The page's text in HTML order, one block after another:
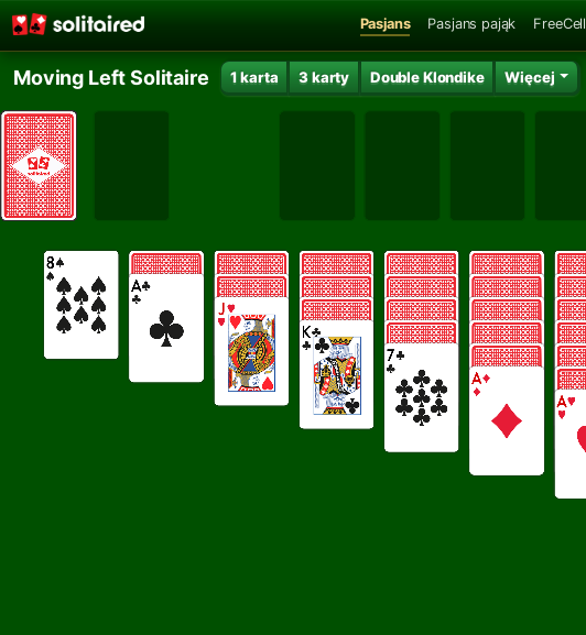
Pasjans Pasjans pająk FreeCell
Moving Left Solitaire 1 karta 3 karty Double Klondike Więcej